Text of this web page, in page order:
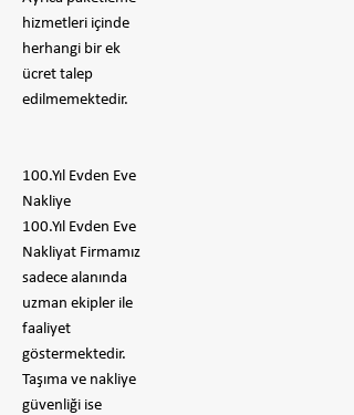
hizmetleri içinde
herhangi bir ek
ücret talep
edilmemektedir.
100.Yıl Evden Eve
Nakliye
100.Yıl Evden Eve
Nakliyat Firmamız
sadece alanında
uzman ekipler ile
faaliyet
göstermektedir.
Taşıma ve nakliye
güvenliği ise